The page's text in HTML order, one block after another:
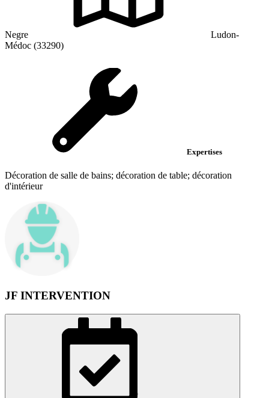
Negre
Ludon-
Médoc (33290)
Expertises
Décoration de salle de bains; décoration de table; décoration
d'intérieur
JF INTERVENTION